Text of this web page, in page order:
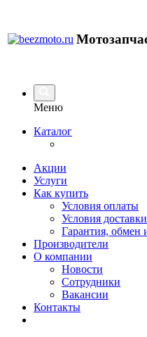
Меню
Каталог
Акции
Услуги
Как купить
Условия оплаты
Условия доставки
Гарантия, обмен
Производители
О компании
Новости
Сотрудники
Вакансии
Контакты